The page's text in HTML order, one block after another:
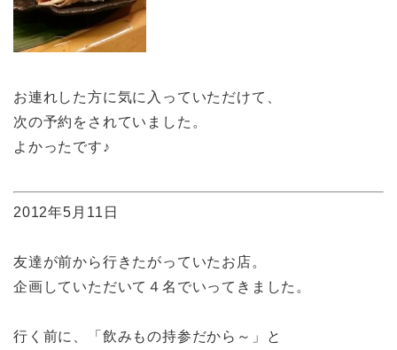
お連れした方に気に入っていただけて、
次の予約をされていました。
よかったです♪
2012年5月11日
友達が前から行きたがっていたお店。
企画していただいて４名でいってきました。
行く前に、「飲みもの持参だから～」と